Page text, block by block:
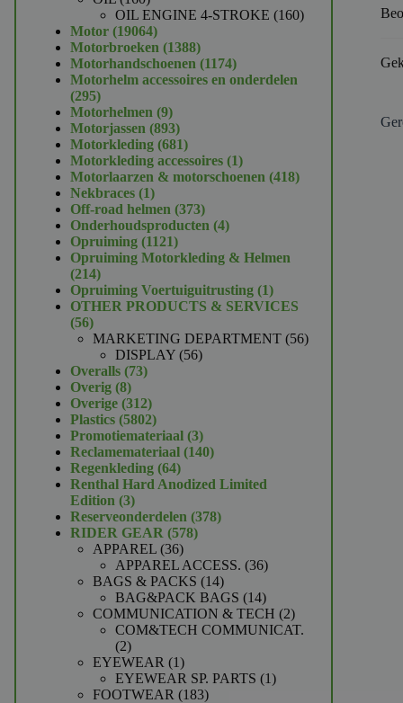
producten
OIL ENGINE 4-STROKE 160160
Motor 1906419064
producten
Motorbroeken 13881388
producten
Motorhandschoenen 11741174
producten
Motorhelm accessoires en onderdelen
295295
producten
Motorhelmen 99
producten
Motorjassen 893893
producten
Motorkleding 681681
producten
Motorkleding accessoires 11
product
Motorlaarzen & motorschoenen 418418
Nekbraces 11
product
Off-road helmen 373373
producten
Onderhoudsproducten 44
Opruiming 11211121
producten
Opruiming Motorkleding & Helmen
214214
producten
Opruiming Voertuiguitrusting 11
product
OTHER PRODUCTS & SERVICES
5656
producten
MARKETING DEPARTMENT 5656
DISPLAY 5656
Overalls 7373
Overig 88
producten
Overige 312312
producten
Plastics 58025802
producten
Promotiemateriaal 33
producten
Reclamemateriaal 140140
Regenkleding 6464
producten
Renthal Hard Anodized Limited
Edition 33
producten
Reserveonderdelen 378378
RIDER GEAR 578578
APPAREL 3636
producten
APPAREL ACCESS. 3636
BAGS & PACKS 1414
producten
BAG&PACK BAGS 1414
producten
COMMUNICATION & TECH 22
producten
COM&TECH COMMUNICAT.
22
producten
EYEWEAR 11
product
EYEWEAR SP. PARTS 11
FOOTWEAR 183183